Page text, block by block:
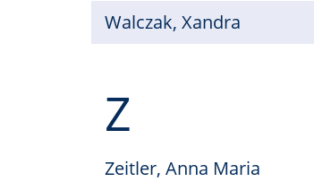
Walczak, Xandra
Z
Zeitler, Anna Maria